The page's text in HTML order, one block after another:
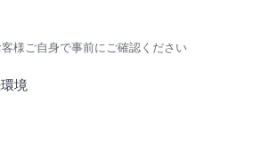
様ご自身で事前にご確認ください
境